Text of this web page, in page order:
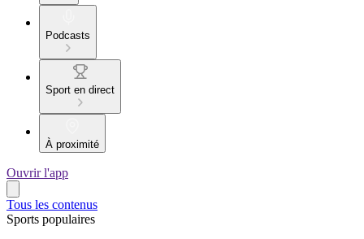
Podcasts
Sport en direct
À proximité
Ouvrir l'app
Tous les contenus
Sports populaires